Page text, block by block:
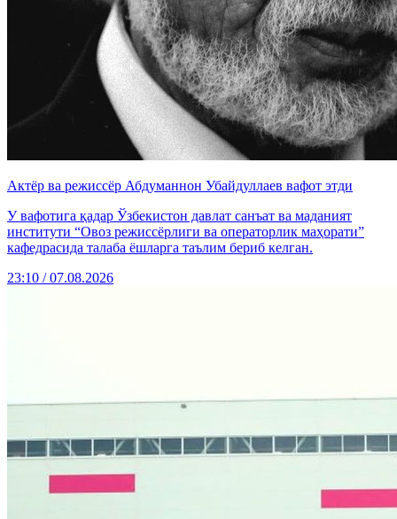
Актёр ва режиссёр Абдуманнон Убайдуллаев вафот этди
У вафотига қадар Ўзбекистон давлат санъат ва маданият
институти “Овоз режиссёрлиги ва операторлик маҳорати”
кафедрасида талаба ёшларга таълим бериб келган.
23:10 / 07.08.2026